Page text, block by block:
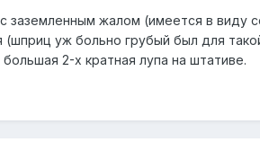
заземленным жалом (имеется в виду
уж больно грубый был для
2-х кратная лупа на штативе.